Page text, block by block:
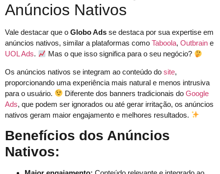
Anúncios Nativos
Vale destacar que o Globo Ads se destaca por sua expertise em
anúncios nativos, similar a plataformas como Taboola, Outbrain e
UOL Ads. Mas o que isso significa para o seu negócio?
Os anúncios nativos se integram ao conteúdo do site,
proporcionando uma experiência mais natural e menos intrusiva
para o usuário.
Diferente dos banners tradicionais doGoogle
Ads, que podem ser ignorados ou até gerar irritação, os anúncios
nativos geram maior engajamento e melhores resultados.
Benefícios dos Anúncios
Nativos: